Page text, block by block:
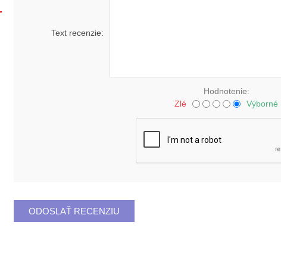
Text recenzie:
Hodnotenie:
Zlé
Výborné